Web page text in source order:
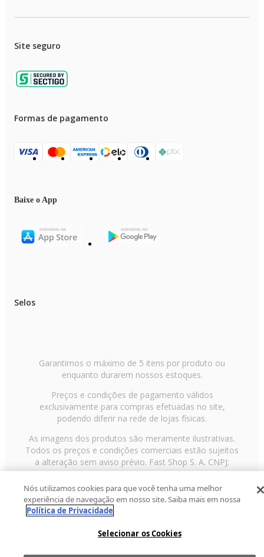
Site seguro
Formas de pagamento
Baixe o App
Selos
Garantimos o máximo de 5 itens por produto ou
enquanto durarem nossos estoques.
Preços e condições de pagamento válidos
exclusivamente para compras efetuadas no site,
podendo diferir na rede de lojas físicas.
As imagens dos produtos são meramente ilustrativas.
Todos os preços e condições comerciais estão sujeitos
a alteração sem aviso prévio. Fast Shop S. A. CNPJ:
43.708.379/0001-00
Avenida Zaki Narchi, nº 1650, sobreloja, Carandiru, São
Paulo/SP, CEP 02029-001, Telefone: 11 3003-3728 ©
2013 Fast Shop - Todos os direitos reservados
Nós utilizamos cookies para que você tenha uma melhor
experiência de navegação em nosso site. Saiba mais em nossa
Política de Privacidade
Selecionar os Cookies